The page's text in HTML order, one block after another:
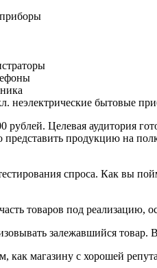
неэлектрические бытовые
рублей. Целевая аудитория
продукцию на
спроса. Как вы
товаров под реализацию,
залежавшийся товар.
как магазину с хорошей